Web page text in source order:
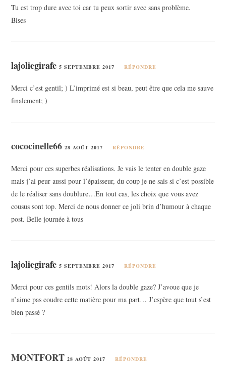
Tu est trop dure avec toi car tu peux sortir avec sans problème.
Bises
lajoliegirafe 5 SEPTEMBRE 2017 RÉPONDRE
Merci c’est gentil; ) L’imprimé est si beau, peut être que cela me sauve
finalement; )
cococinelle6628 AOÛT 2017 RÉPONDRE
Merci pour ces superbes réalisations. Je vais le tenter en double gaze
mais j’ai peur aussi pour l’épaisseur, du coup je ne sais si c’est possible
de le réaliser sans doublure…En tout cas, les choix que vous avez
cousus sont top. Merci de nous donner ce joli brin d’humour à chaque
post. Belle journée à tous
lajoliegirafe 5 SEPTEMBRE 2017 RÉPONDRE
Merci pour ces gentils mots! Alors la double gaze? J’avoue que je
n’aime pas coudre cette matière pour ma part… J’espère que tout s’est
bien passé ?
MONTFORT28 AOÛT 2017 RÉPONDRE